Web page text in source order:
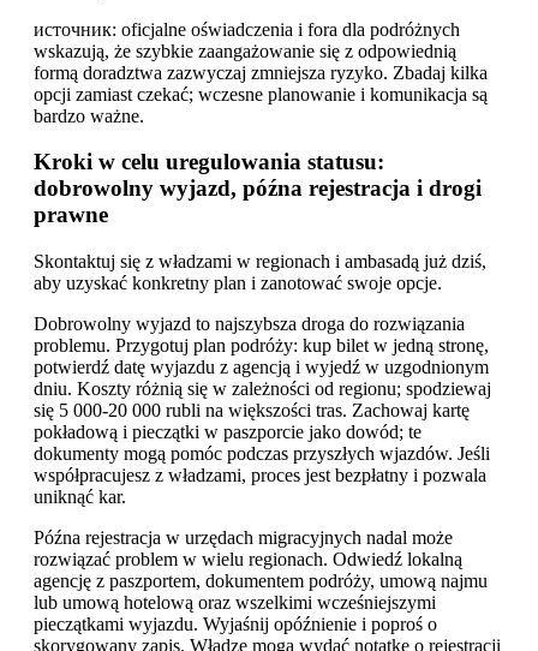
источник: oficjalne oświadczenia i fora dla podróżnych
wskazują, że szybkie zaangażowanie się z odpowiednią
formą doradztwa zazwyczaj zmniejsza ryzyko. Zbadaj kilka
opcji zamiast czekać; wczesne planowanie i komunikacja są
bardzo ważne.
Kroki w celu uregulowania statusu:
dobrowolny wyjazd, późna rejestracja i drogi
prawne
Skontaktuj się z władzami w regionach i ambasadą już dziś,
aby uzyskać konkretny plan i zanotować swoje opcje.
Dobrowolny wyjazd to najszybsza droga do rozwiązania
problemu. Przygotuj plan podróży: kup bilet w jedną stronę,
potwierdź datę wyjazdu z agencją i wyjedź w uzgodnionym
dniu. Koszty różnią się w zależności od regionu; spodziewaj
się 5 000-20 000 rubli na większości tras. Zachowaj kartę
pokładową i pieczątki w paszporcie jako dowód; te
dokumenty mogą pomóc podczas przyszłych wjazdów. Jeśli
współpracujesz z władzami, proces jest bezpłatny i pozwala
uniknąć kar.
Późna rejestracja w urzędach migracyjnych nadal może
rozwiązać problem w wielu regionach. Odwiedź lokalną
agencję z paszportem, dokumentem podróży, umową najmu
lub umową hotelową oraz wszelkimi wcześniejszymi
pieczątkami wyjazdu. Wyjaśnij opóźnienie i poproś o
skorygowany zapis. Władze mogą wydać notatkę o rejestracji